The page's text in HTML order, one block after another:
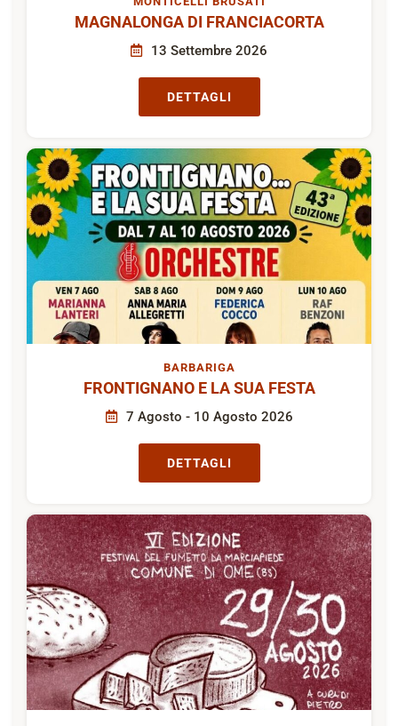
MAGNALONGA DI FRANCIACORTA
13 Settembre 2026
DETTAGLI
BARBARIGA
FRONTIGNANO E LA SUA FESTA
7 Agosto - 10 Agosto 2026
DETTAGLI